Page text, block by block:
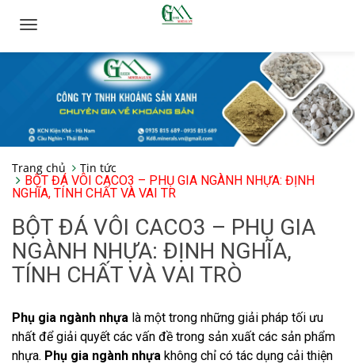
Toggle
Trang chủ
Tin tức
BỘT ĐÁ VÔI CACO3 – PHỤ GIA NGÀNH NHỰA: ĐỊNH
NGHĨA, TÍNH CHẤT VÀ VAI TR
BỘT ĐÁ VÔI CACO3 – PHỤ GIA
NGÀNH NHỰA: ĐỊNH NGHĨA,
TÍNH CHẤT VÀ VAI TRÒ
Phụ gia ngành nhựa là một trong những giải pháp tối ưu
nhất để giải quyết các vấn đề trong sản xuất các sản phẩm
nhựa. Phụ gia ngành nhựa không chỉ có tác dụng cải thiện